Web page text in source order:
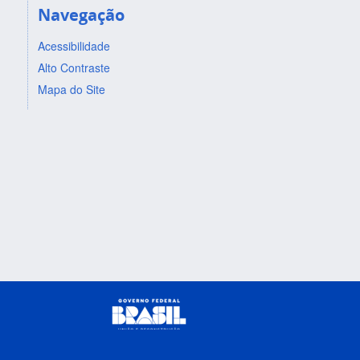
Navegação
Acessibilidade
Alto Contraste
Mapa do Site